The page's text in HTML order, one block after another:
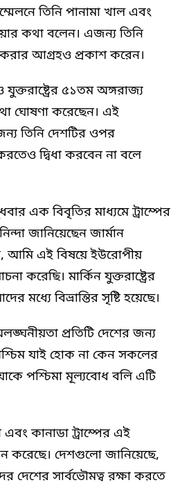
তিনি পানামা খাল এবং
কথা বলেন। এজন্য তিনি
করার আগ্রহও প্রকাশ করেন।
৫১তম অঙ্গরাজ্য
ঘোষণা করেছেন। এই
তিনি দেশটির ওপর
দ্বিধা করবেন না বলে
এক বিবৃতির মাধ্যমে ট্রাম্পের
জানিয়েছেন জার্মান
আমি এই বিষয়ে ইউরোপীয়
করেছি। মার্কিন যুক্তরাষ্ট্রের
মধ্যে বিভ্রান্তির সৃষ্টি হয়েছে।
প্রতিটি দেশের জন্য
যাই হোক না কেন সকলের
পশ্চিমা মূল্যবোধ বলি এটি
এবং কানাডা ট্রাম্পের এই
করেছে। দেশগুলো জানিয়েছে,
দেশের সার্বভৌমত্ব রক্ষা করতে